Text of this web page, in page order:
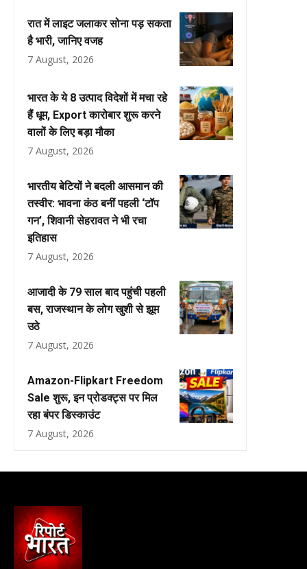
रात में लाइट जलाकर सोना पड़ सकता
है भारी, जानिए वजह
7 August, 2026
भारत के ये 8 उत्पाद विदेशों में मचा रहे
हैं धूम, Export कारोबार शुरू करने
वालों के लिए बड़ा मौका
7 August, 2026
भारतीय बेटियों ने बदली आसमान की
तस्वीर: भावना कंठ बनीं पहली ‘टॉप
गन’, शिवानी सेहरावत ने भी रचा
इतिहास
7 August, 2026
आजादी के 79 साल बाद पहुंची पहली
बस, राजस्थान के लोग खुशी से झूम
उठे
7 August, 2026
Amazon-Flipkart Freedom
Sale शुरू, इन प्रोडक्ट्स पर मिल
रहा बंपर डिस्काउंट
7 August, 2026